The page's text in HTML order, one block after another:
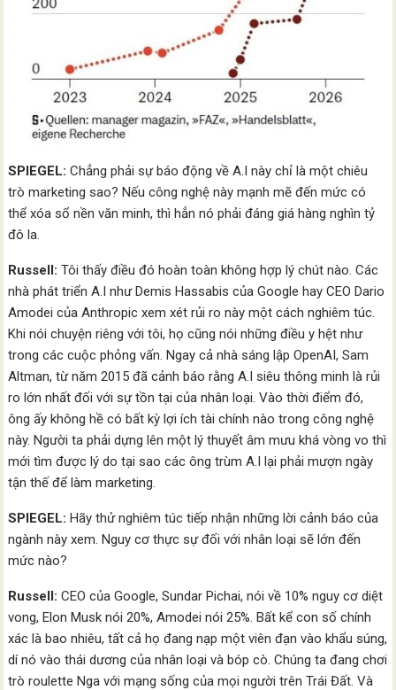
SPIEGEL: Chẳng phải sự báo động về A.I này chỉ là một chiêu
trò marketing sao? Nếu công nghệ này mạnh mẽ đến mức có
thể xóa sổ nền văn minh, thì hẳn nó phải đáng giá hàng nghìn tỷ
đô la.
Russell: Tôi thấy điều đó hoàn toàn không hợp lý chút nào. Các
nhà phát triển A.I như Demis Hassabis của Google hay CEO Dario
Amodei của Anthropic xem xét rủi ro này một cách nghiêm túc.
Khi nói chuyện riêng với tôi, họ cũng nói những điều y hệt như
trong các cuộc phỏng vấn. Ngay cả nhà sáng lập OpenAI, Sam
Altman, từ năm 2015 đã cảnh báo rằng A.I siêu thông minh là rủi
ro lớn nhất đối với sự tồn tại của nhân loại. Vào thời điểm đó,
ông ấy không hề có bất kỳ lợi ích tài chính nào trong công nghệ
này. Người ta phải dựng lên một lý thuyết âm mưu khá vòng vo thì
mới tìm được lý do tại sao các ông trùm A.I lại phải mượn ngày
tận thế để làm marketing.
SPIEGEL: Hãy thử nghiêm túc tiếp nhận những lời cảnh báo của
ngành này xem. Nguy cơ thực sự đối với nhân loại sẽ lớn đến
mức nào?
Russell: CEO của Google, Sundar Pichai, nói về 10% nguy cơ diệt
vong, Elon Musk nói 20%, Amodei nói 25%. Bất kể con số chính
xác là bao nhiêu, tất cả họ đang nạp một viên đạn vào khẩu súng,
dí nó vào thái dương của nhân loại và bóp cò. Chúng ta đang chơi
trò roulette Nga với mạng sống của mọi người trên Trái Đất. Và